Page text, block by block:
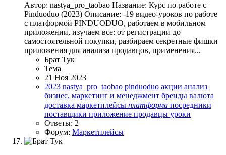
Автор: nastya_pro_taobao Название: Курс по работе с
Pinduoduo (2023) Описание: -19 видео-уроков по работе
с платформой PINDUODUO, работаем в мобильном
приложении, изучаем все: от регистрации до
самостоятельной покупки, разбираем секретные фишки
приложения для анализа продавцов, применения...
Брат Тук
Тема
21 Ноя 2023
2023 nastya_pro_taobao pinduoduo акции анализ
бизнес, маркетинг и менеджмент бренды валюта
доставка маркетплейсы платформа посредники
поставщики приложение продавцы уроки
Ответы: 2
Форум: Маркетплейсы